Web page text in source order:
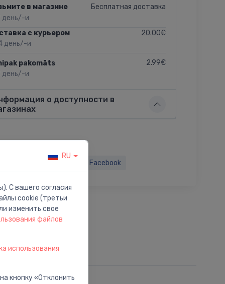
в магазине
день/-и
Бесплатная доставка
с курьером
день/-и
20.00€
pakomāts
день/-и
2.99€
о доступности в
Twitter Facebook
RU
С вашего согласия
cookie (третьи
изменить свое
файлов
использования
кнопку «Отклонить